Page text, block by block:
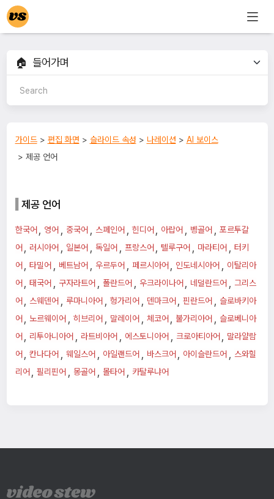
가이드> 편집 화면 > 슬라이드 속성 > 나레이션 > AI 보이스
> 제공 언어
제공 언어
한국어 영어 중국어 스페인어 힌디어 아랍어 벵골어 ,포르투갈
어
러시아어 일본어 독일어 프랑스어 ,텔루구어 마라티어 ,터키
어
,타밀어 베트남어 우르두어 페르시아어 인도네시아어
이탈리아
어
,태국어 구자라트어 폴란드어 우크라이나어 네덜란드어
그리스
어
스웨덴어 루마니아어 헝가리어 덴마크어 ,핀란드어
슬로바키아
어
노르웨이어 ,히브리어 말레이어 체코어 불가리아어
슬로베니아
어
리투아니아어 라트비아어 에스토니아어 크로아티아어
말라얄람
어
,칸나다어 ,웨일스어 아일랜드어 바스크어 아이슬란드어
스와힐
리어
,필리핀어 몽골어 몰타어 카탈루냐어